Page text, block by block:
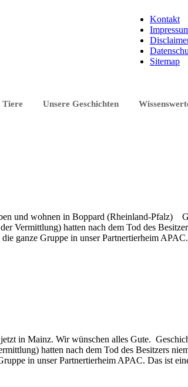
Kontakt
Sitemap
Tiere Unsere Geschichten
und wohnen in Boppard (Rheinland-Pfalz)
Vermittlung) hatten nach dem Tod des
ganze Gruppe in unser Partnertierheim
in Mainz. Wir wünschen alles Gute.
hatten nach dem Tod des Besitzers
in unser Partnertierheim APAC. Das ist